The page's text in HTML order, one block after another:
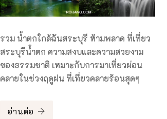
รวม น้ำตกใกล้ฉันสระบุรี ห้ามพลาด ที่เที่ยว
สระบุรีน้ำตก ความสงบและความสวยงาม
ของธรรมชาติ เหมาะกับการมาเที่ยวผ่อน
คลายในช่วงฤดูฝน ที่เที่ยวคลายร้อนสุดๆ
อ่านต่อ